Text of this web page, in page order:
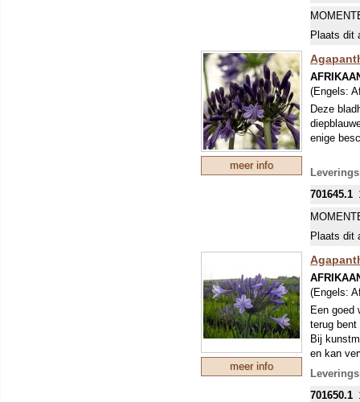
Plaats dit
meer info
(Engels:
Deze
enige
701645.1
Plaats dit
meer info
(Engels:
Een goed
terug
Bij
en kan
701650.1